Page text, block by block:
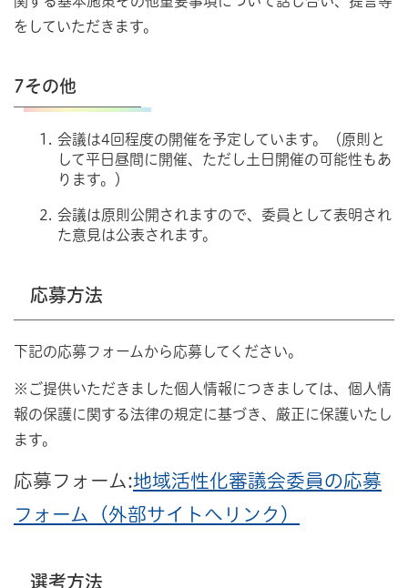
をしていただきます。
7その他
会議は4回程度の開催を予定しています。（原則と
して平日昼間に開催、ただし土日開催の可能性もあ
ります。）
会議は原則公開されますので、委員として表明され
た意見は公表されます。
応募方法
下記の応募フォームから応募してください。
※ご提供いただきました個人情報につきましては、個人情
報の保護に関する法律の規定に基づき、厳正に保護いたし
ます。
応募フォーム:地域活性化審議会委員の応募
フォーム（外部サイトへリンク）
選考方法